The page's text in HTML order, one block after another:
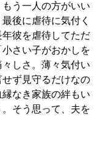
う一人の方がいい
後に虐待に気付く
彼を虐待してただ
さい子がおかしを
しさ。薄々気付い
ず見守るだけなの
なき家族の絆もい
そう思って、夫を